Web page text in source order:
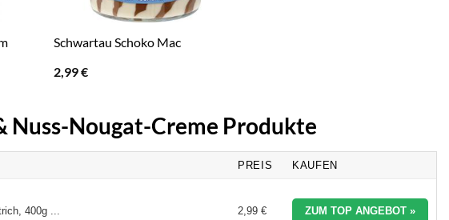
Schwartau Schoko Mac
2,99€
Nuss-Nougat-Creme Produkte
PREIS KAUFEN
400g ... 2,99 € ZUM TOP ANGEBOT »